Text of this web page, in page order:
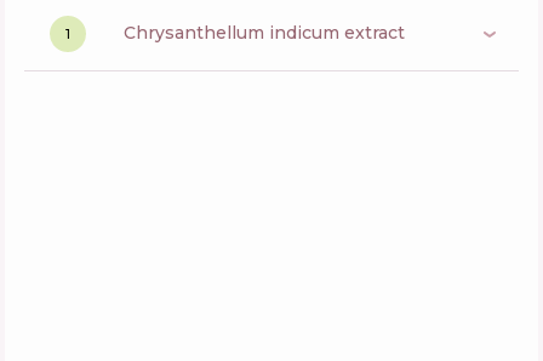
1 chrysanthellum indicum extract